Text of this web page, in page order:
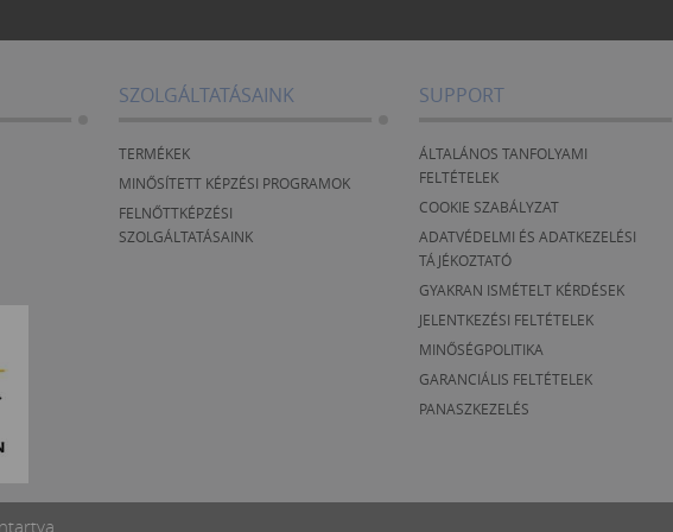
SZOLGÁLTATÁSAINK
TERMÉKEK
MINŐSÍTETT KÉPZÉSI PROGRAMOK
FELNŐTTKÉPZÉSI
SZOLGÁLTATÁSAINK
SUPPORT
ÁLTALÁNOS TANFOLYAMI
FELTÉTELEK
COOKIE SZABÁLYZAT
ADATVÉDELMI ÉS ADATKEZELÉSI
TÁJÉKOZTATÓ
GYAKRAN ISMÉTELT KÉRDÉSEK
JELENTKEZÉSI FELTÉTELEK
MINŐSÉGPOLITIKA
GARANCIÁLIS FELTÉTELEK
PANASZKEZELÉS